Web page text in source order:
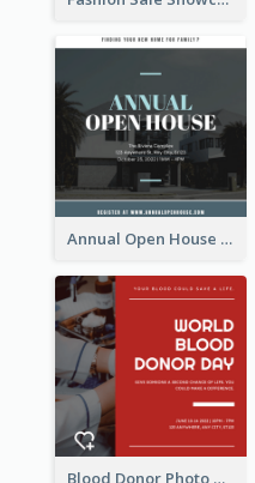
Annual Open House Instagram Post
Blood Donor Photo World Blood Donor Day Instagram Post